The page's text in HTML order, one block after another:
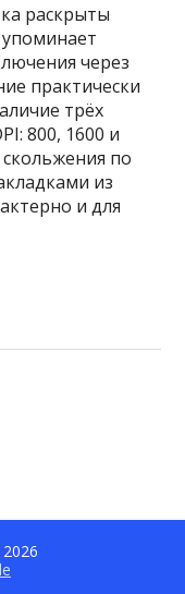
раскрыты
через
практически
трёх
800, 1600 и
по
из
и для